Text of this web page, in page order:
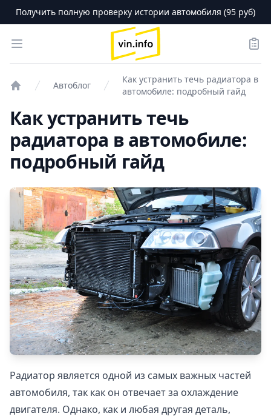
Получить полную проверку истории автомобиля (95 руб)
Open menu
logo
Автоблог
Как устранить течь радиатора в
автомобиле: подробный гайд
Как устранить течь
радиатора в автомобиле:
подробный гайд
Радиатор является одной из самых важных частей
автомобиля, так как он отвечает за охлаждение
двигателя. Однако, как и любая другая деталь,